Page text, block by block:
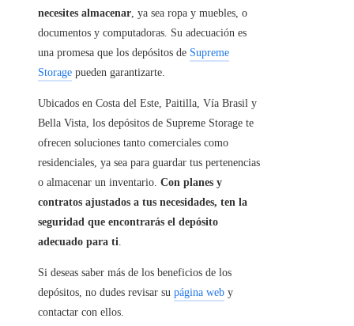
necesites almacenar , ya sea ropa y muebles, o
documentos y computadoras. Su adecuación es
una promesa que los depósitos de Supreme
Storage pueden garantizarte.
Ubicados en Costa del Este, Paitilla, Vía Brasil y
Bella Vista, los depósitos de Supreme Storage te
ofrecen soluciones tanto comerciales como
residenciales, ya sea para guardar tus pertenencias
o almacenar un inventario. Con planes y
contratos ajustados a tus necesidades, ten la
seguridad que encontrarás el depósito
adecuado para ti
Si deseas saber más de los beneficios de los
depósitos, no dudes revisar su página web y
contactar con ellos.